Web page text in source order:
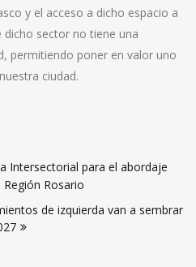
y el acceso a dicho espacio a
dicho sector no tiene una
permitiendo poner en valor uno
ciudad.
Intersectorial para el abordaje
Rosario
de izquierda van a sembrar